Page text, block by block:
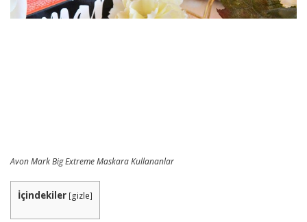
Avon Mark Big Extreme Maskara Kullananlar
İçindekiler [gizle]